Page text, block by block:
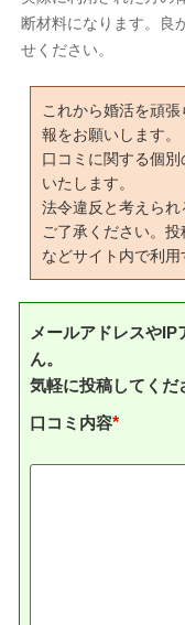
断材料になります。良
せください。
これから婚活を頑
報をお願いします。
口コミに関する個別
いたします。
法令違反と考えら
ご了承ください。
などサイト内で利用
メールアドレスや
ん。
気軽に投稿してくだ
口コミ内容*